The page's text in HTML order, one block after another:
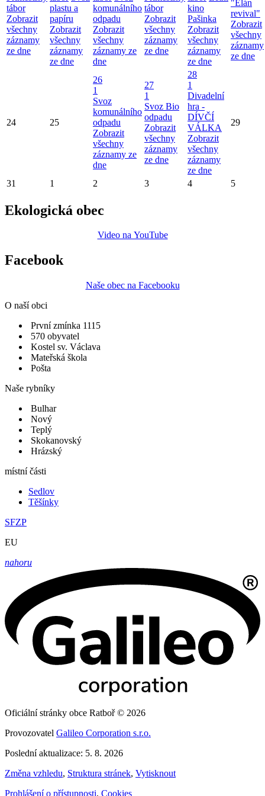
tábor
Zobrazit
všechny
záznamy
ze dne
plastu a
papíru
Zobrazit
všechny
záznamy
ze dne
komunálního
odpadu
Zobrazit
všechny
záznamy ze
dne
tábor
Zobrazit
všechny
záznamy
ze dne
kino
Pašinka
Zobrazit
všechny
záznamy
ze dne
"Elán
revival"
Zobrazit
všechny
záznamy
ze dne
24 25
26
1
Svoz
komunálního
odpadu
Zobrazit
všechny
záznamy ze
dne
27
1
Svoz Bio
odpadu
Zobrazit
všechny
záznamy
ze dne
28
1
Divadelní
hra -
DÍVČÍ
VÁLKA
Zobrazit
všechny
záznamy
ze dne
29
31 1 2 3 4 5
Ekologická obec
Video na YouTube
Facebook
Naše obec na Facebooku
O naší obci
První zmínka 1115
570 obyvatel
Kostel sv. Václava
Mateřská škola
Pošta
Naše rybníky
Bulhar
Nový
Teplý
Skokanovský
Hrázský
místní části
Sedlov
Těšínky
SFZP
EU
nahoru
Oficiální stránky obce Ratboř © 2026
Provozovatel Galileo Corporation s.r.o.
Poslední aktualizace: 5. 8. 2026
Změna vzhledu, Struktura stránek, Vytisknout
Prohlášení o přístupnosti, Cookies